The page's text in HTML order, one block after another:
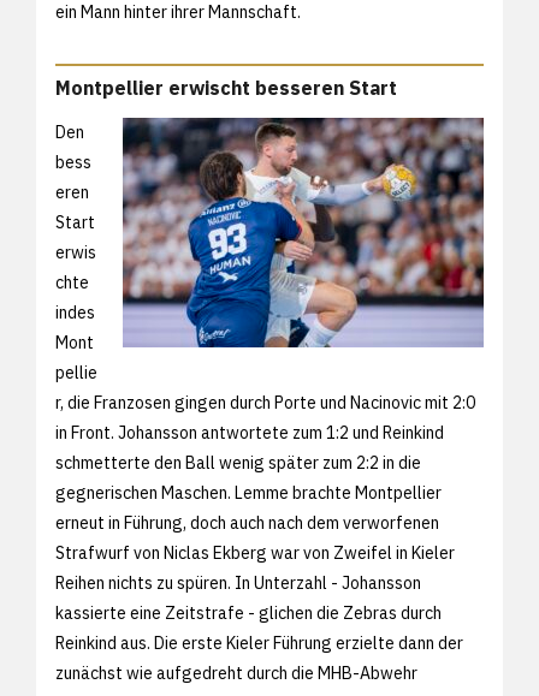
ein Mann hinter ihrer Mannschaft.
Montpellier erwischt besseren Start
Den
bess
eren
Start
erwis
chte
indes
Mont
pellie
r, die Franzosen gingen durch Porte und Nacinovic mit 2:0
in Front. Johansson antwortete zum 1:2 und Reinkind
schmetterte den Ball wenig später zum 2:2 in die
gegnerischen Maschen. Lemme brachte Montpellier
erneut in Führung, doch auch nach dem verworfenen
Strafwurf von Niclas Ekberg war von Zweifel in Kieler
Reihen nichts zu spüren. In Unterzahl - Johansson
kassierte eine Zeitstrafe - glichen die Zebras durch
Reinkind aus. Die erste Kieler Führung erzielte dann der
zunächst wie aufgedreht durch die MHB-Abwehr